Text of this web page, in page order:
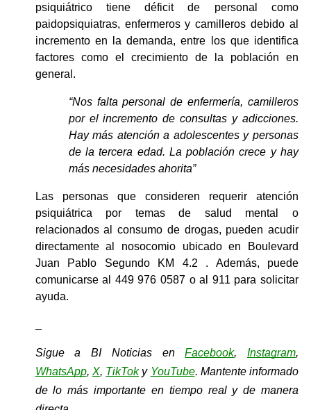
psiquiátrico tiene déficit de personal como
paidopsiquiatras, enfermeros y camilleros debido al
incremento en la demanda, entre los que identifica
factores como el crecimiento de la población en
general.
“Nos falta personal de enfermería, camilleros
por el incremento de consultas y adicciones.
Hay más atención a adolescentes y personas
de la tercera edad. La población crece y hay
más necesidades ahorita”
Las personas que consideren requerir atención
psiquiátrica por temas de salud mental o
relacionados al consumo de drogas, pueden acudir
directamente al nosocomio ubicado en Boulevard
Juan Pablo Segundo KM 4.2 . Además, puede
comunicarse al 449 976 0587 o al 911 para solicitar
ayuda.
Sigue a BI Noticias en Facebook, Instagram,
WhatsApp, X, TikTok y YouTube. Mantente informado
de lo más importante en tiempo real y de manera